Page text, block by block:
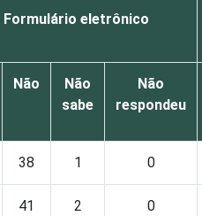
Formulário eletrônico
Não
Não
sabe
Não
respondeu
38 1 0
41 2 0